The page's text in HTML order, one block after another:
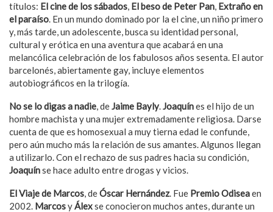
títulos: El cine de los sábados, El beso de Peter Pan, Extraño en
el paraíso. En un mundo dominado por la el cine, un niño primero
y, más tarde, un adolescente, busca su identidad personal,
cultural y erótica en una aventura que acabará en una
melancólica celebración de los fabulosos años sesenta. El autor
barcelonés, abiertamente gay, incluye elementos
autobiográficos en la trilogía.
No se lo digas a nadie, deJaime Bayly.Joaquínes el hijo de un
hombre machista y una mujer extremadamente religiosa. Darse
cuenta de que es homosexual a muy tierna edad le confunde,
pero aún mucho más la relación de sus amantes. Algunos llegan
a utilizarlo. Con el rechazo de sus padres hacia su condición,
Joaquínse hace adulto entre drogas y vicios.
El Viaje de Marcos, deÓscar Hernández. Fue Premio Odiseaen
2002. MarcosyÁlexse conocieron muchos antes, durante un